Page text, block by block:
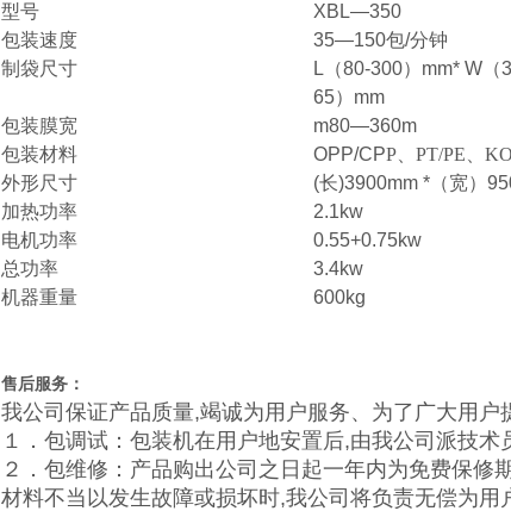
型号
XBL—350
包装速度
35—150包/分钟
制袋尺寸
L （80-300） mm* W （
65） mm
包装膜宽
m80—360m
包装材料
OPP/CPP、PT/PE、
外形尺寸
(长)3900mm * （宽）
加热功率
2.1kw
电机功率
0.55+0.75kw
总功率
3.4kw
机器重量
600kg
售后服务：
我公司保证产品质量,竭诚为用户服务、为了广大用户
１．包调试：包装机在用户地安置后,由我公司派技
２．包维修：产品购出公司之日起一年内为免费保
材料不当以发生故障或损坏时,我公司将负责无偿为